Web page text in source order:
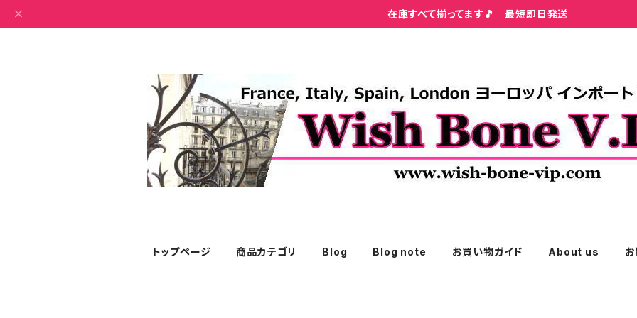
在庫すべて揃ってます🎵 最短即日発送
トップページ 商品カテゴリ Blog Blog note お買い物ガイド About us